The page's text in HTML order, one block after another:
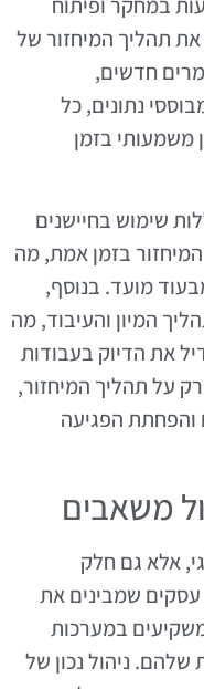
את תהליך המיחזור של
חדשים,
נתונים, כל
משמעותי בזמן
שימוש בחיישנים
בזמן אמת, מה
מועד. בנוסף,
המיון והעיבוד, מה
את הדיוק בעבודות
על תהליך המיחזור,
והפחתת הפגיעה
משאבים
אלא גם חלק
שמבינים את
במערכות
ניהול נכון של